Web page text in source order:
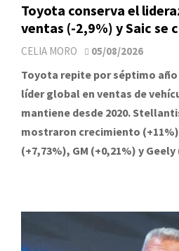
Toyota conserva el
ventas (-2,9%) y Saic se
CELIA MORO 05/08/2026
Toyota repite por séptimo
líder global en ventas de
mantiene desde 2020.
mostraron crecimiento
(+7,73%), GM (+0,21%) y